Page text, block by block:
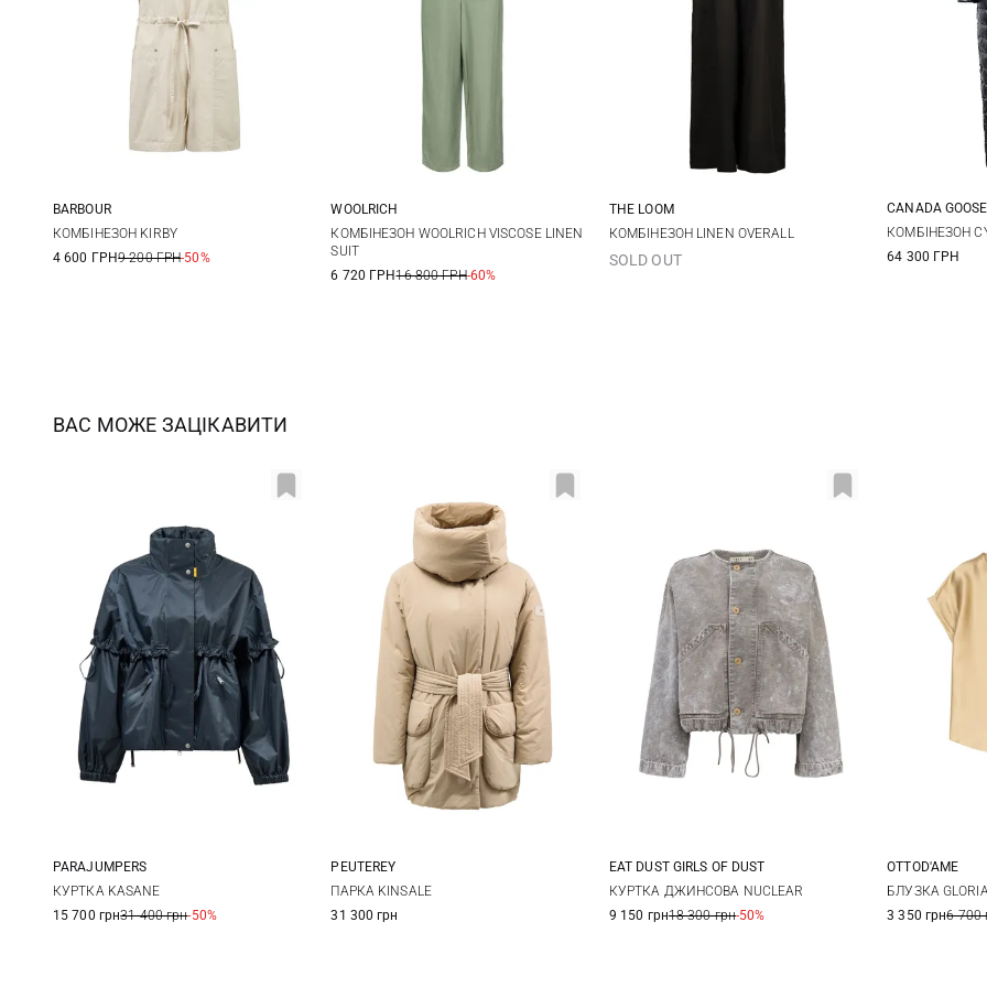
6 8
BARBOUR
КОМБІНЕЗОН KIRBY
4 600 ГРН9 200 ГРН-50%
XXS XS S M
WOOLRICH
КОМБІНЕЗОН WOOLRICH VISCOSE LINEN
SUIT
6 720 ГРН16 800 ГРН-60%
S M L
THE LOOM
КОМБІНЕЗОН LINEN OVERALL
SOLD OUT
S
CANADA GOOSE
КОМБІНЕЗОН
64 300 ГРН
ВАС МОЖЕ ЗАЦІКАВИТИ
XS S
PARAJUMPERS
КУРТКА KASANE
15 700 грн31 400 грн-50%
38 40
PEUTEREY
ПАРКА KINSALE
31 300 грн
XS S M
EAT DUST GIRLS OF DUST
КУРТКА ДЖИНСОВА NUCLEAR
9 150 грн18 300 грн-50%
36 38
OTTOD'AME
БЛУЗКА
3 350 грн6 700